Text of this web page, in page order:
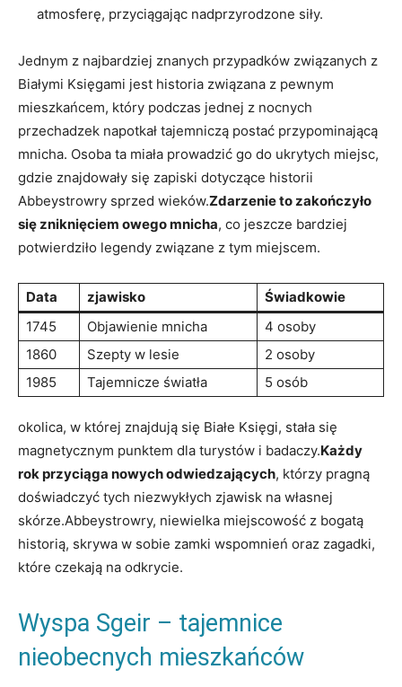
atmosferę, przyciągając nadprzyrodzone‍ siły.
Jednym z najbardziej ⁢znanych przypadków związanych z
Białymi ‌Księgami jest ⁢historia związana z⁣ pewnym​
mieszkańcem, ‌który​ podczas jednej z nocnych‍
przechadzek napotkał‌ tajemniczą ⁢postać ⁢przypominającą
mnicha.⁢ Osoba ​ta miała​ prowadzić ⁢go do ukrytych miejsc,
gdzie znajdowały się zapiski dotyczące historii
Abbeystrowry sprzed wieków.Zdarzenie to zakończyło
‌się ​zniknięciem‌ owego​ mnicha, co ‍jeszcze ⁤bardziej
potwierdziło⁤ legendy związane ‍z tym miejscem.
Data zjawisko
Świadkowie
1745
Objawienie​ mnicha
4 osoby
1860
Szepty w lesie
2​ osoby
1985
Tajemnicze światła 5 ⁤osób
okolica, w ​której znajdują się‌ Białe Księgi, stała się
magnetycznym ‌punktem ​dla turystów i ⁤badaczy.Każdy
rok przyciąga⁢ nowych odwiedzających, którzy pragną
doświadczyć tych ‍niezwykłych zjawisk ⁢na⁤ własnej
‍skórze.Abbeystrowry, niewielka miejscowość z⁢ bogatą
‍historią, skrywa w sobie ‌zamki wspomnień oraz zagadki,
które czekają na odkrycie.
Wyspa Sgeir – tajemnice
nieobecnych mieszkańców